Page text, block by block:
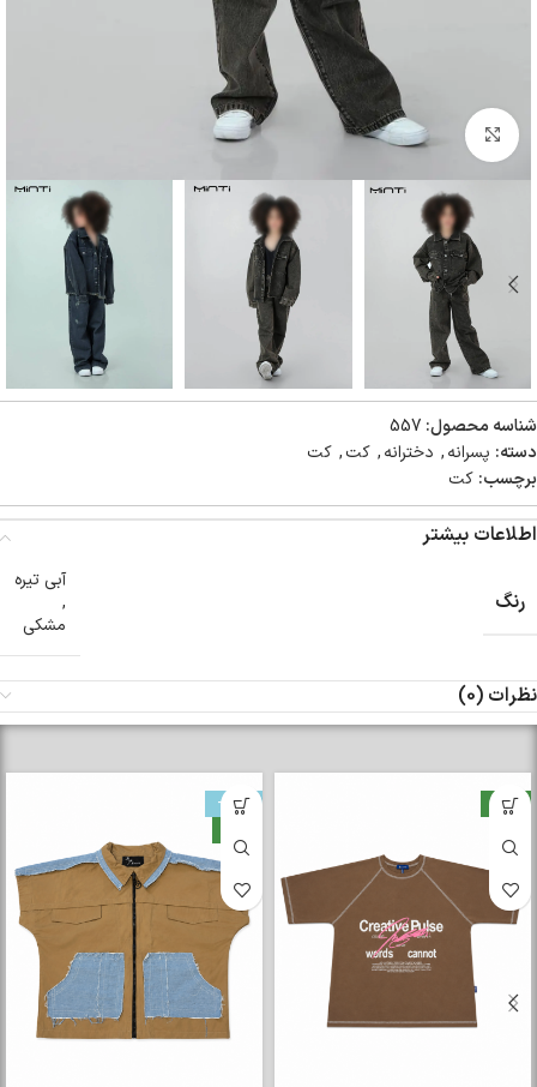
بزرگنمایی تصویر
شناسه محصول: 557
دسته: پسرانه, دخترانه, کت, کت
برچسب: کت
اطلاعات بیشتر
رنگ
آبی تیره
,
مشکی
نظرات (0)
-33%
جدید
تیشرت رگلان Amiri